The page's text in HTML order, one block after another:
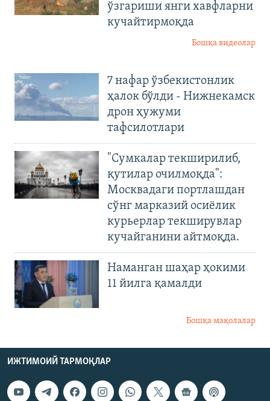
ўзгариши янги хавфларни
кучайтирмоқда
Бошқа видеолар
7 нафар ўзбекистонлик
ҳалок бўлди - Нижнекамск
дрон ҳужуми
тафсилотлари
"Сумкалар текширилиб,
қутилар очилмоқда":
Москвадаги портлашдан
сўнг марказий осиёлик
курьерлар текширувлар
кучайганини айтмоқда.
Наманган шаҳар ҳокими
11 йилга қамалди
Бошқа мақолалар
ИЖТИМОИЙ ТАРМОҚЛАР